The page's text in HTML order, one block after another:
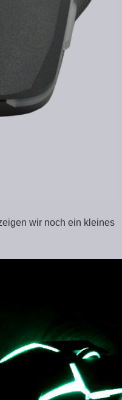
wir noch ein kleines